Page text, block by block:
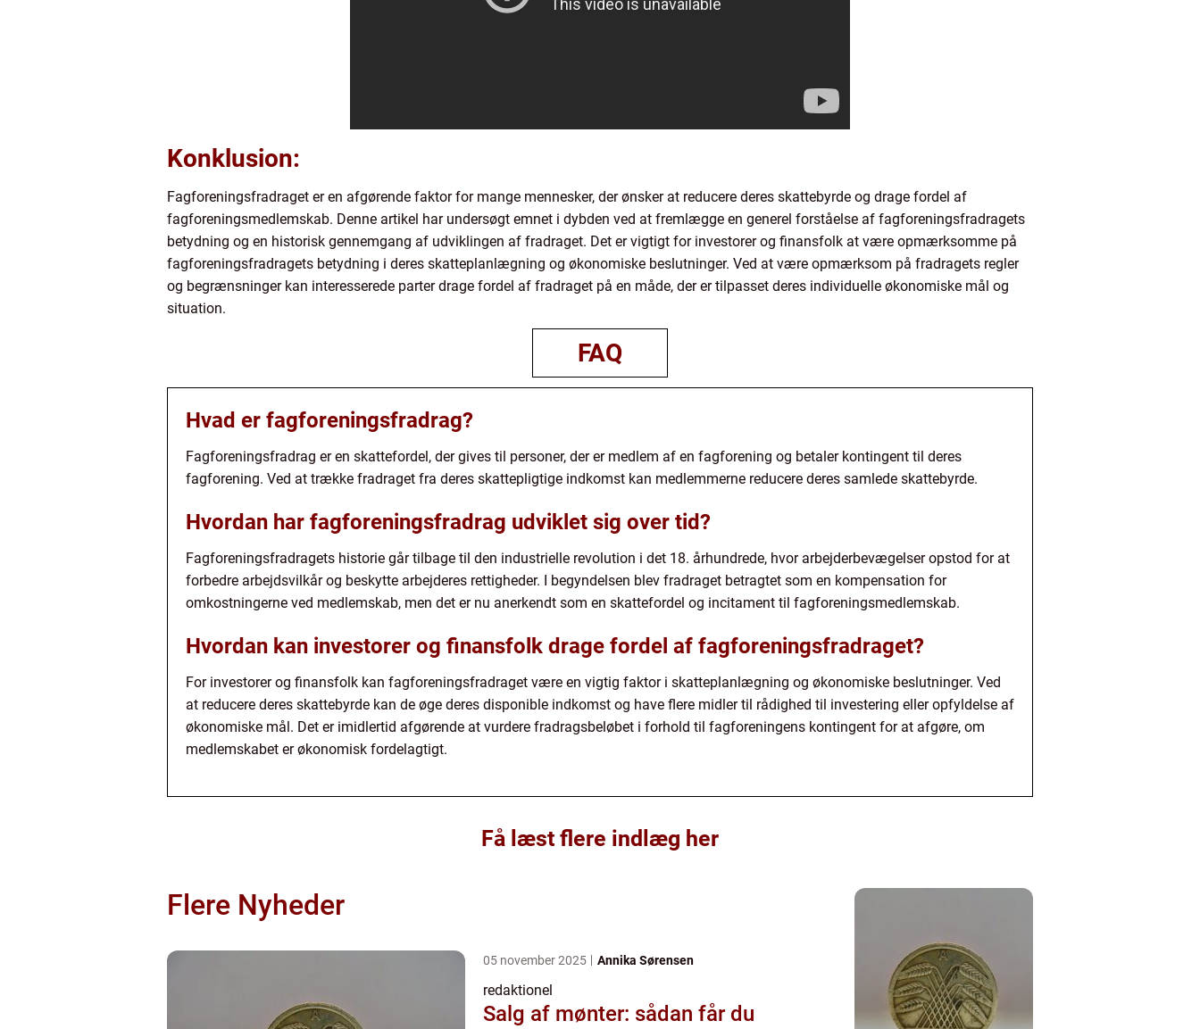
Konklusion:
Fagforeningsfradraget er en afgørende faktor for mange mennesker, der ønsker at reducere deres skattebyrde og drage fordel af
fagforeningsmedlemskab. Denne artikel har undersøgt emnet i dybden ved at fremlægge en generel forståelse af fagforeningsfradragets
betydning og en historisk gennemgang af udviklingen af fradraget. Det er vigtigt for investorer og finansfolk at være opmærksomme på
fagforeningsfradragets betydning i deres skatteplanlægning og økonomiske beslutninger. Ved at være opmærksom på fradragets regler
og begrænsninger kan interesserede parter drage fordel af fradraget på en måde, der er tilpasset deres individuelle økonomiske mål og
situation.
FAQ
Hvad er fagforeningsfradrag?
Fagforeningsfradrag er en skattefordel, der gives til personer, der er medlem af en fagforening og betaler kontingent til deres
fagforening. Ved at trække fradraget fra deres skattepligtige indkomst kan medlemmerne reducere deres samlede skattebyrde.
Hvordan har fagforeningsfradrag udviklet sig over tid?
Fagforeningsfradragets historie går tilbage til den industrielle revolution i det 18. århundrede, hvor arbejderbevægelser opstod for at
forbedre arbejdsvilkår og beskytte arbejderes rettigheder. I begyndelsen blev fradraget betragtet som en kompensation for
omkostningerne ved medlemskab, men det er nu anerkendt som en skattefordel og incitament til fagforeningsmedlemskab.
Hvordan kan investorer og finansfolk drage fordel af fagforeningsfradraget?
For investorer og finansfolk kan fagforeningsfradraget være en vigtig faktor i skatteplanlægning og økonomiske beslutninger. Ved
at reducere deres skattebyrde kan de øge deres disponible indkomst og have flere midler til rådighed til investering eller opfyldelse af
økonomiske mål. Det er imidlertid afgørende at vurdere fradragsbeløbet i forhold til fagforeningens kontingent for at afgøre, om
medlemskabet er økonomisk fordelagtigt.
Få læst flere indlæg her
Flere Nyheder
05 november 2025 Annika Sørensen
redaktionel
Salg af mønter: sådan får du